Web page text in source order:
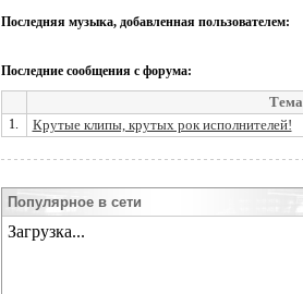
Последняя музыка, добавленная пользователем:
Последние сообщения с форума:
Тема
1. Крутые клипы, крутых рок исполнителей!
Популярное в сети